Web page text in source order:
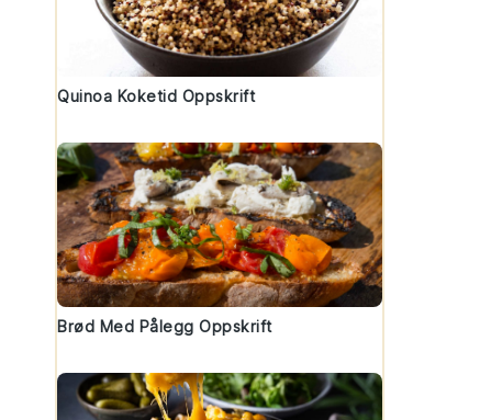
Quinoa Koketid Oppskrift
Brød Med Pålegg Oppskrift